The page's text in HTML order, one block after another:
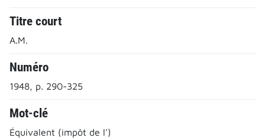
Titre court
A.M.
Numéro
1948, p. 290-325
Mot-clé
Équivalent (impôt de l')